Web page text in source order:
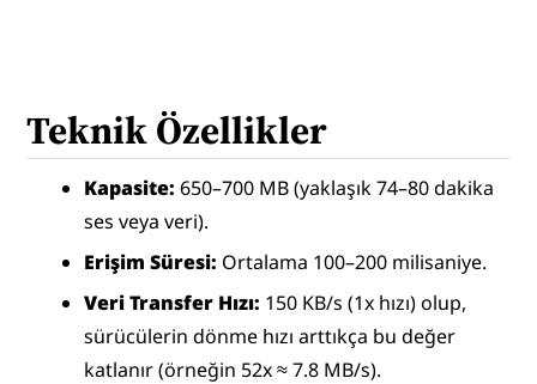
Teknik Özellikler
Kapasite: 650–700 MB (yaklaşık 74–80 dakika
ses veya veri).
Erişim Süresi: Ortalama 100–200 milisaniye.
Veri Transfer Hızı: 150 KB/s (1x hızı) olup,
sürücülerin dönme hızı arttıkça bu değer
katlanır (örneğin 52x ≈ 7.8 MB/s).